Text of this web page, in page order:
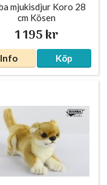
mjukisdjur Koro 28
cm Kösen
1 195 kr
Info Köp